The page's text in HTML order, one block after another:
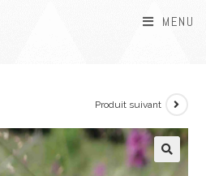
MENU
Produit suivant